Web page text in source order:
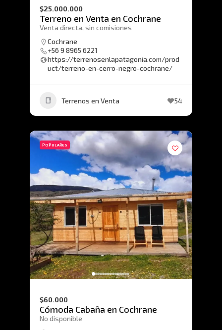
$25.000.000
Terreno en Venta en Cochrane
Venta directa, sin comisiones
Cochrane
+56 9 8965 6221
https://terrenosenlapatagonia.com/prod
uct/terreno-en-cerro-negro-cochrane/
Terrenos en Venta 54
POPULARES
$60.000
Cómoda Cabaña en Cochrane
No disponible